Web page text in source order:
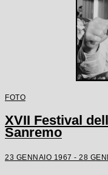
FOTO
XVII Festival
Sanremo
23 GENNAIO 1967 - 28